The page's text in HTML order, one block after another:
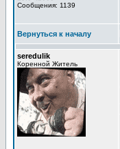
Сообщения: 1139
Вернуться к началу
seredulik
Коренной Житель